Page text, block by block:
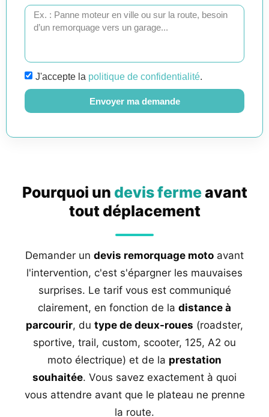
J'accepte la politique de confidentialité.
Envoyer ma demande
Pourquoi un devis fermeavant
tout déplacement
Demander un devis remorquage moto avant
l'intervention, c'est s'épargner les mauvaises
surprises. Le tarif vous est communiqué
clairement, en fonction de la distance à
parcourir, du type de deux-roues (roadster,
sportive, trail, custom, scooter, 125, A2 ou
moto électrique) et de la prestation
souhaitée. Vous savez exactement à quoi
vous attendre avant que le plateau ne prenne
la route.